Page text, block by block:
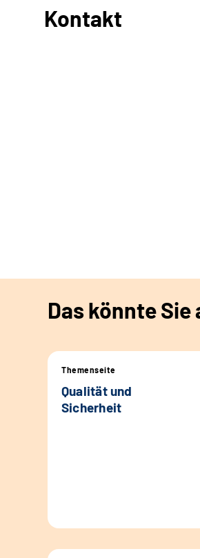
Kontakt
Das könnte
Themenseite
Qualität und
Sicherheit